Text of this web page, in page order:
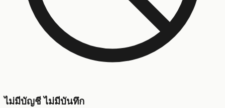
ไม่มีบัญชี ไม่มีบันทึก